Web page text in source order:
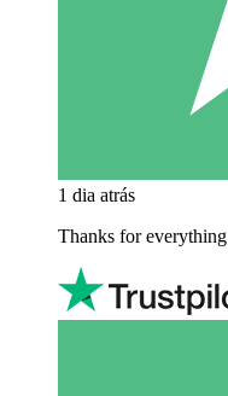
1 dia atrás
Thanks for everything